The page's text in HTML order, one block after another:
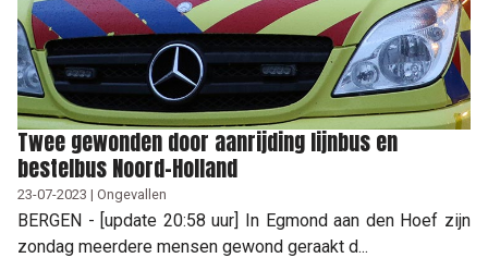
Twee gewonden door aanrijding lijnbus en
bestelbus Noord-Holland
23-07-2023 | Ongevallen
BERGEN - [update 20:58 uur] In Egmond aan den Hoef zijn
zondag meerdere mensen gewond geraakt d...